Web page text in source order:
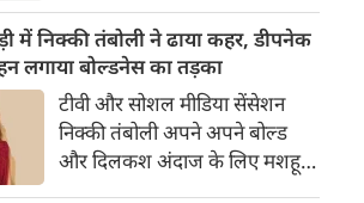
फिर फैंस का दिल जीत लिया है।
पलक ने एक बेहद यूनीक और
स्टाइलिश गोल्डन कॉर्सेट टॉप में
अपनी कुछ तस्वीरें शेयर की है।
में निक्की तंबोली ने ढाया कहर, डीपनेक
लगाया बोल्डनेस का तड़का
टीवी और सोशल मीडिया सेंसेशन
निक्की तंबोली अपने अपने बोल्ड
और दिलकश अंदाज के लिए मशहूर